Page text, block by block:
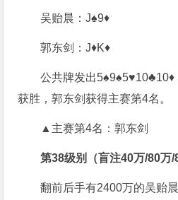
吴贻晨：J♠9♦
郭东剑：J♦K♦
公共牌发出5♠9♠5♥10♣10♦
获胜，郭东剑获得主赛第4名。
▲主赛第4名：郭东剑
第38级别（盲注40万/80万/
翻前后手有2400万的吴贻